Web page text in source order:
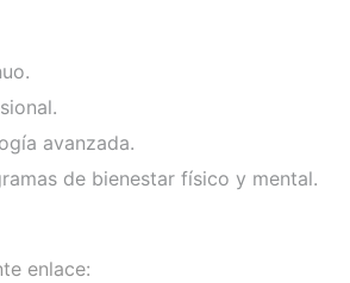
avanzada.
de bienestar físico y mental.
enlace: